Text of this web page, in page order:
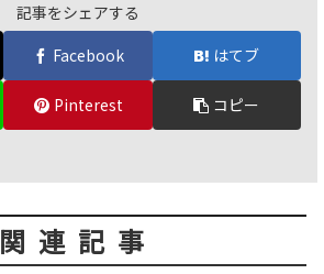
記事をシェアする
Facebook はてブ
Pinterest コピー
関連記事